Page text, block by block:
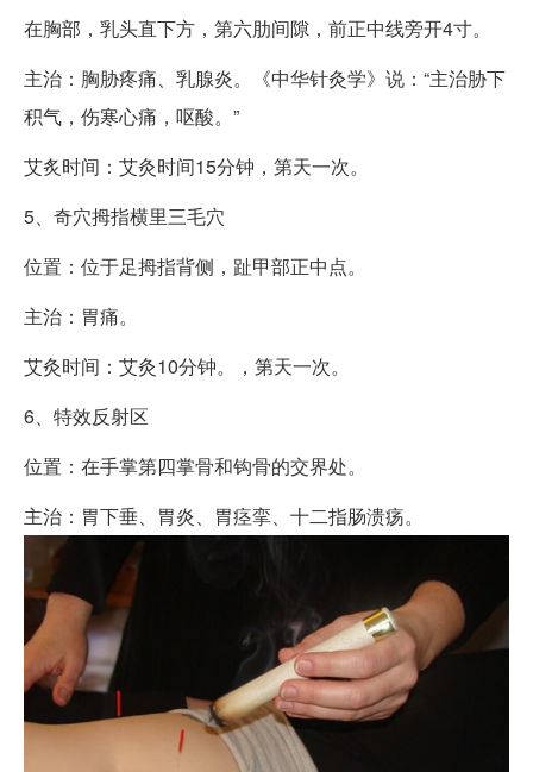
在胸部，乳头直下方，第六肋间隙，前正中线旁开4寸。
主治：胸胁疼痛、乳腺炎。《中华针灸学》说：“主治胁下
积气，伤寒心痛，呕酸。”
艾炙时间：艾灸时间15分钟，第天一次。
5、奇穴拇指横里三毛穴
位置：位于足拇指背侧，趾甲部正中点。
主治：胃痛。
艾灸时间：艾灸10分钟。，第天一次。
6、特效反射区
位置：在手掌第四掌骨和钩骨的交界处。
主治：胃下垂、胃炎、胃痉挛、十二指肠溃疡。